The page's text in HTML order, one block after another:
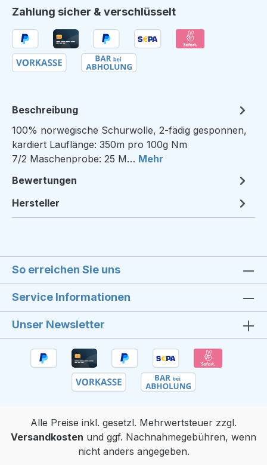
Zahlung sicher & verschlüsselt
Beschreibung
100% norwegische Schurwolle, 2-fädig gesponnen,
kardiert Lauflänge: 350m pro 100g Nm
7/2 Maschenprobe: 25 M… Mehr
Bewertungen
Hersteller
So erreichen Sie uns
Service Informationen
Unser Newsletter
Alle Preise inkl. gesetzl. Mehrwertsteuer zzgl.
Versandkosten und ggf. Nachnahmegebühren, wenn
nicht anders angegeben.